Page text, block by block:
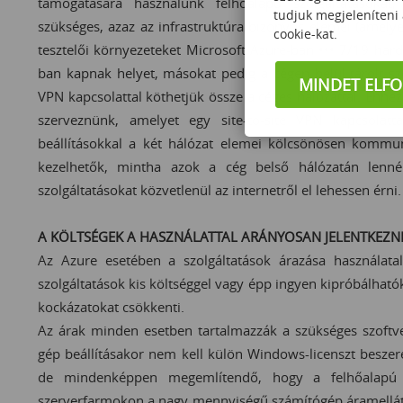
szükséges, azaz az infrastruktúra bizonyos elemei
tesztelői környezeteket Microsoft Azure-ban ••• 7/19
ban kapnak helyet, másokat pedig a cégen belül tárolt
VPN kapcsolattal köthetjük össze a céges hálózattal.
szerveznünk, amelyet egy site-to-site VPN
beállításokkal a két hálózat elemei kölcsönösen
kezelhetők, mintha azok a cég belső hálózatán
szolgáltatásokat közvetlenül az internetről el lehessen érni.
A KÖLTSÉGEK A HASZNÁLATTAL ARÁNYOSAN
Az Azure esetében a szolgáltatások árazása
szolgáltatások kis költséggel vagy épp ingyen
kockázatokat csökkenti.
Az árak minden esetben tartalmazzák a szükséges
gép beállításakor nem kell külön Windows-licenszt
de mindenképpen megemlítendő, hogy a
tudjuk megjeleníteni
cookie-kat.
MINDET